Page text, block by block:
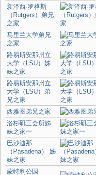
新泽西·罗格斯
（Rutgers）弟兄
之家
马里兰大学弟兄
之家
路易斯安那州立
大学（LSU）姊
妹之家
路易斯安那州立
大学（LSU）弟
兄之家
西雅图弟兄之家
洛杉矶三会所姊
妹之家一
巴沙迪那
（Pasadena） 姊
妹之家
蒙特利公园